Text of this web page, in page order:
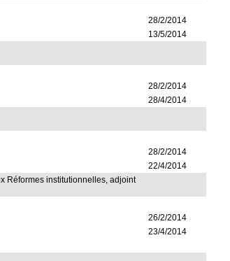
28/2/2014
13/5/2014
28/2/2014
28/4/2014
28/2/2014
22/4/2014
Réformes institutionnelles, adjoint
26/2/2014
23/4/2014